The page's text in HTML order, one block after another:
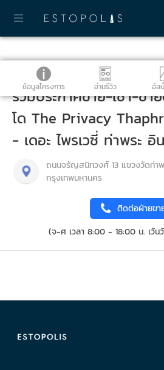
ข้อมูลโครงการ อ่านรีวิว อัล
รวมประกาศขาย-เช่า-ข
โด The Privacy
- เดอะ ไพรเวซี่ ท่าพระ อิ
ถนนจรัญสนิทวงศ์ 13 แขวงวัดท่า
กรุงเทพมหานคร
ติดต่อฝ่ายขา
(จ-ศ เวลา 8:00 - 18:00 น. เว้